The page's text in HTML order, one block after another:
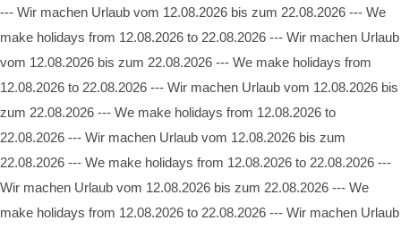
--- Wir machen Urlaub vom 12.08.2026 bis zum 22.08.2026 --- We
make holidays from 12.08.2026 to 22.08.2026 --- Wir machen Urlaub
vom 12.08.2026 bis zum 22.08.2026 --- We make holidays from
12.08.2026 to 22.08.2026 --- Wir machen Urlaub vom 12.08.2026 bis
zum 22.08.2026 --- We make holidays from 12.08.2026 to
22.08.2026 --- Wir machen Urlaub vom 12.08.2026 bis zum
22.08.2026 --- We make holidays from 12.08.2026 to 22.08.2026 ---
Wir machen Urlaub vom 12.08.2026 bis zum 22.08.2026 --- We
make holidays from 12.08.2026 to 22.08.2026 --- Wir machen Urlaub